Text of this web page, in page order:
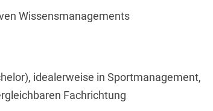
Wissensmanagements
idealerweise in Sportmanagement,
Fachrichtung